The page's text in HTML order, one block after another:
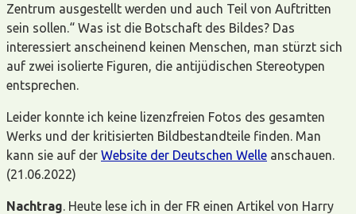
Zentrum ausgestellt werden und auch Teil von Auftritten
sein sollen.“ Was ist die Botschaft des Bildes? Das
interessiert anscheinend keinen Menschen, man stürzt sich
auf zwei isolierte Figuren, die antijüdischen Stereotypen
entsprechen.
Leider konnte ich keine lizenzfreien Fotos des gesamten
Werks und der kritisierten Bildbestandteile finden. Man
kann sie auf der Website der Deutschen Welle anschauen.
(21.06.2022)
Nachtrag . Heute lese ich in der FR einen Artikel von Harry